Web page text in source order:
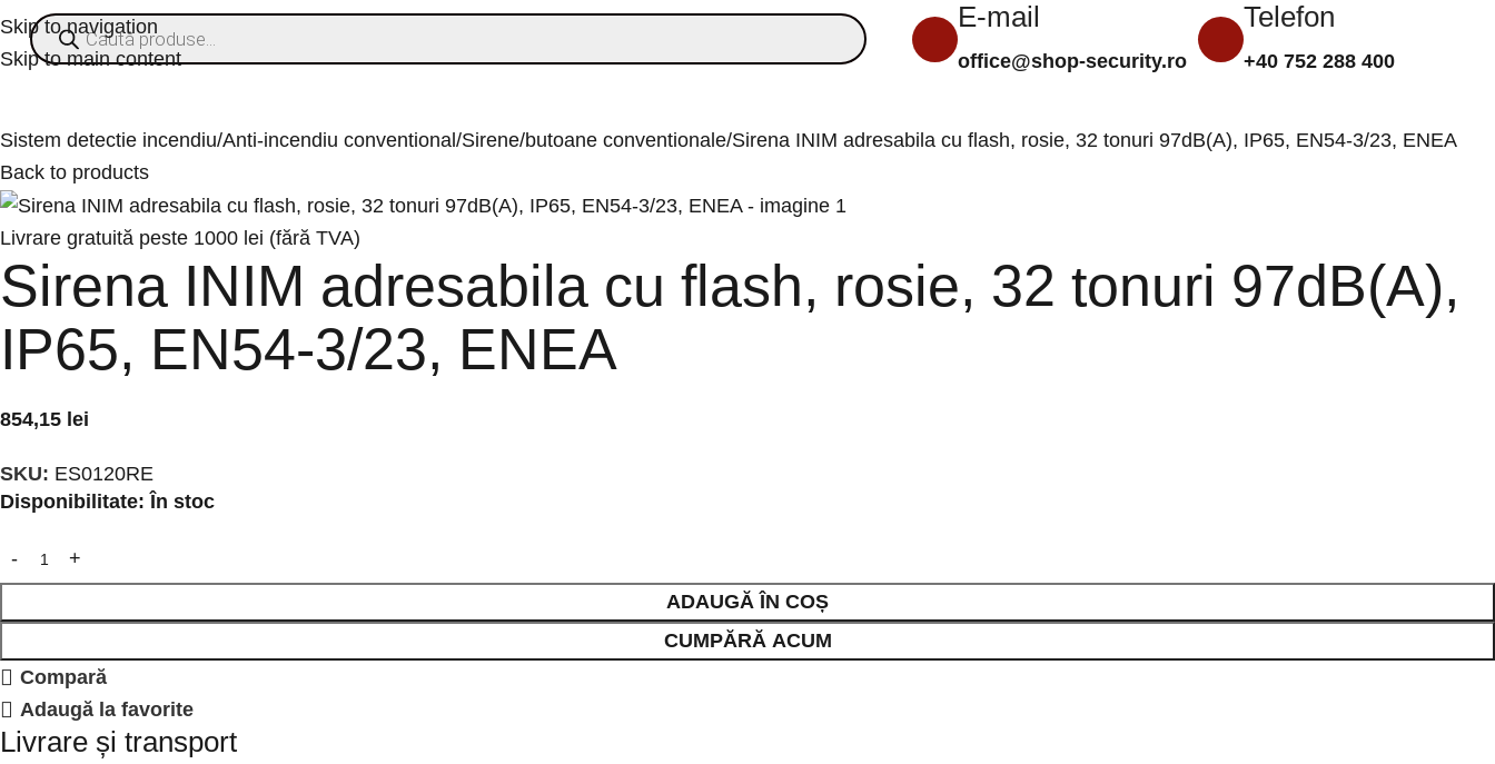
Skip to navigation
Skip to main content
E-mail
office@shop-security.ro
Telefon
+40 752 288 400
Sistem detectie incendiu Anti-incendiu conventional Sirene/butoane conventionale Sirena INIM adresabila cu flash, rosie, 32 tonuri 97dB(A), IP65, EN54-3/23, ENEA
Back to products
Livrare gratuită peste 1000 lei (fără TVA)
Sirena INIM adresabila cu flash, rosie, 32 tonuri 97dB(A),
IP65, EN54-3/23, ENEA
854,15 lei
SKU: ES0120RE
Disponibilitate: În stoc
ADAUGĂ ÎN COȘ
CUMPĂRĂ ACUM
Compară
Adaugă la favorite
Livrare și transport